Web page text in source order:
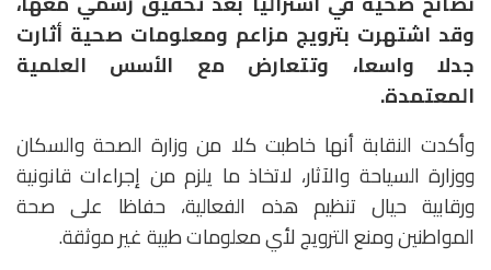
وقد اشتهرت بترويج مزاعم ومعلومات صحية أثارت
جدلا واسعا، وتتعارض مع الأسس العلمية
المعتمدة.
وأكدت النقابة أنها خاطبت كلا من وزارة الصحة والسكان
ووزارة السياحة والآثار، لاتخاذ ما يلزم من إجراءات قانونية
ورقابية حيال تنظيم هذه الفعالية، حفاظا على صحة
المواطنين ومنع الترويج لأي معلومات طبية غير موثقة.